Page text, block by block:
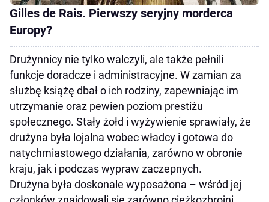
Gilles de Rais. Pierwszy seryjny morderca
Europy?
Drużynnicy nie tylko walczyli, ale także pełnili
funkcje doradcze i administracyjne. W zamian za
służbę książę dbał o ich rodziny, zapewniając im
utrzymanie oraz pewien poziom prestiżu
społecznego. Stały żołd i wyżywienie sprawiały, że
drużyna była lojalna wobec władcy i gotowa do
natychmiastowego działania, zarówno w obronie
kraju, jak i podczas wypraw zaczepnych.
Drużyna była doskonale wyposażona – wśród jej